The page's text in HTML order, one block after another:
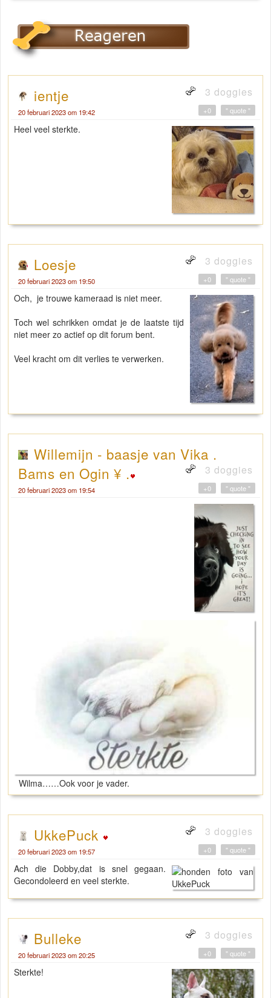
ientje 3 doggies
20 februari 2023 om 19:42 " quote "
+0
Heel veel sterkte.
Loesje 3 doggies
20 februari 2023 om 19:50 " quote "
+0
Och, je trouwe kameraad is niet meer.
Toch wel schrikken omdat je de laatste tijd
niet meer zo actief op dit forum bent.
Veel kracht om dit verlies te verwerken.
Willemijn - baasje van Vika .
Bams en Ogin ¥ .
3 doggies
20 februari 2023 om 19:54 " quote "
+0
Wilma……Ook voor je vader.
UkkePuck 3 doggies
20 februari 2023 om 19:57 " quote "
+0
Ach die Dobby,dat is snel gegaan.
Gecondoleerd en veel sterkte.
Bulleke 3 doggies
20 februari 2023 om 20:25 " quote "
+0
Sterkte!